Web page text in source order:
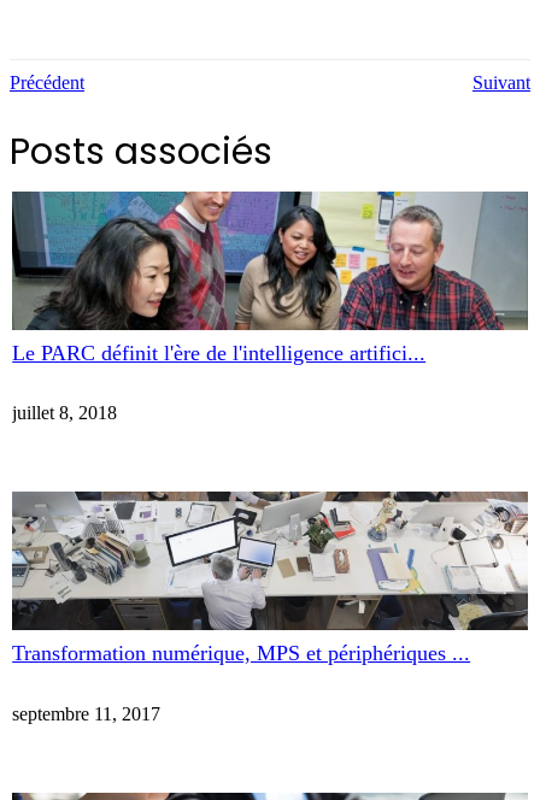
Précédent Suivant
Posts associés
Le PARC définit l'ère de l'intelligence artifici...
juillet 8, 2018
Transformation numérique, MPS et périphériques ...
septembre 11, 2017